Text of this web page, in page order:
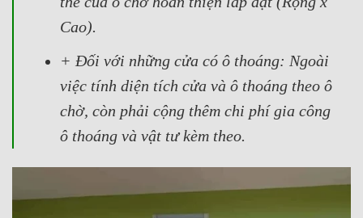
Cao).
+ Đối với những cửa có ô thoáng: Ngoài
việc tính diện tích cửa và ô thoáng theo ô
chờ, còn phải cộng thêm chi phí gia công
ô thoáng và vật tư kèm theo.